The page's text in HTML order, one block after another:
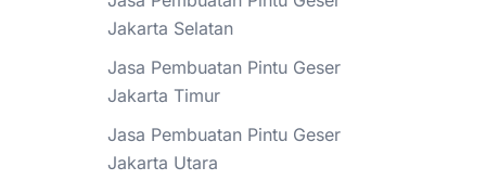
Jakarta Selatan
Jasa Pembuatan Pintu Geser
Jakarta Timur
Jasa Pembuatan Pintu Geser
Jakarta Utara